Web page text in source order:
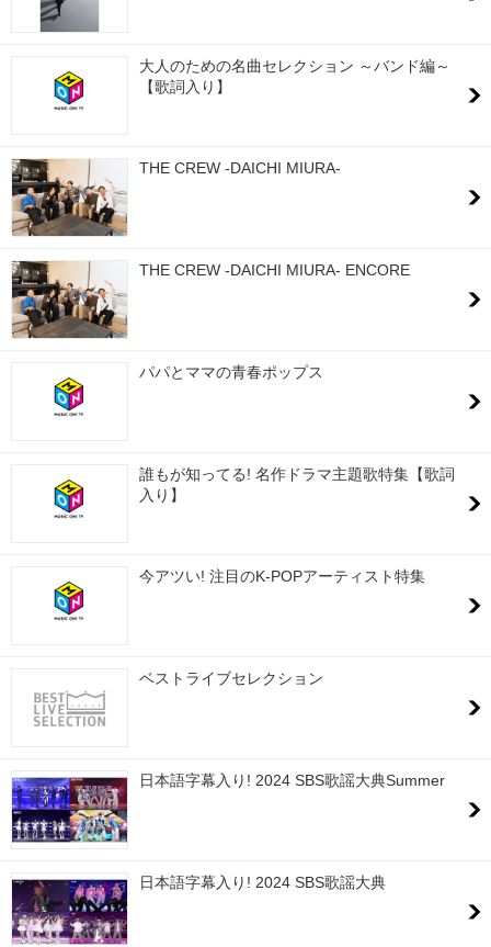
大人のための名曲セレクション ～バンド編～
【歌詞入り】
THE CREW -DAICHI MIURA-
THE CREW -DAICHI MIURA- ENCORE
パパとママの青春ポップス
誰もが知ってる! 名作ドラマ主題歌特集【歌詞
入り】
今アツい! 注目のK-POPアーティスト特集
ベストライブセレクション
日本語字幕入り! 2024 SBS歌謡大典Summer
日本語字幕入り! 2024 SBS歌謡大典